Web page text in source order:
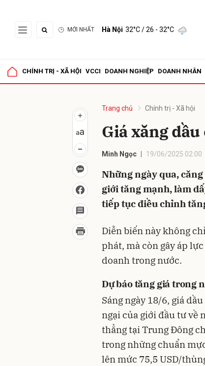
MỚI NHẤT Hà Nội 32°C/ 26 - 32°C
CHÍNH TRỊ - XÃ HỘI VCCI DOANH NGHIỆP DOANH NHÂN
Trang chủ Chính trị - Xã hội
Giá xăng
Minh Ngọc 19/06/2025 02:00
Những ngày qua,
giới tăng mạnh, làm
tiếp tục điều chỉnh
Diễn biến này không
phát, mà còn gây áp
doanh trong nước.
Dự báo tăng giá trong
Sáng ngày 18/6, giá
ngại của giới đầu tư về
thẳng tại Trung Đông
trong những chuẩn
lên mức 75,5 USD/